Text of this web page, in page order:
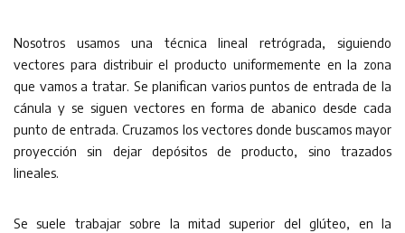
Nosotros usamos una técnica lineal retrógrada, siguiendo
vectores para distribuir el producto uniformemente en la zona
que vamos a tratar. Se planifican varios puntos de entrada de la
cánula y se siguen vectores en forma de abanico desde cada
punto de entrada. Cruzamos los vectores donde buscamos mayor
proyección sin dejar depósitos de producto, sino trazados
lineales.
Se suele trabajar sobre la mitad superior del glúteo, en la